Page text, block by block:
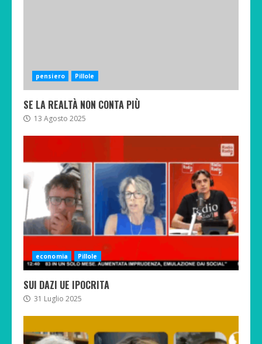
pensiero Pillole
SE LA REALTÀ NON CONTA PIÙ
13 Agosto 2025
economia Pillole
SUI DAZI UE IPOCRITA
31 Luglio 2025